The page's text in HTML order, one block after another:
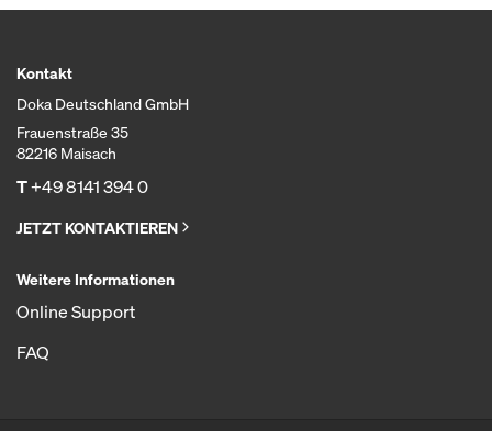
Kontakt
Doka Deutschland GmbH
Frauenstraße 35
82216 Maisach
T+49 8141 394 0
JETZT KONTAKTIEREN
Weitere Informationen
Online Support
FAQ